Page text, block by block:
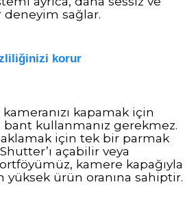
sağlar.
korur
kapamak için
bant kullanmanız gerekmez.
için tek bir parmak
açabilir veya
kamere kapağıyla
yüksek ürün oranına sahiptir.